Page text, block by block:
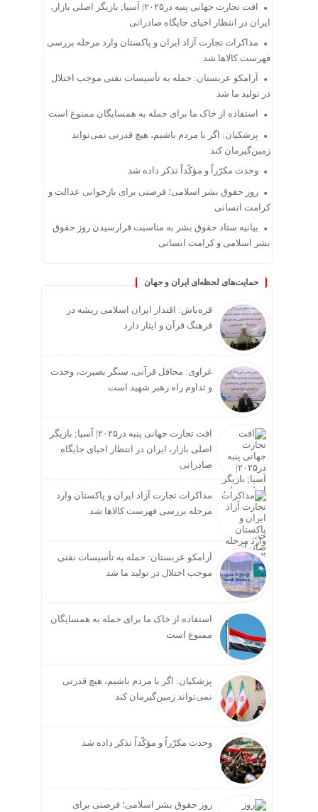
افت تجارت جهانی پنبه در۲۰۲۵| آسیا; بازیگر اصلی بازار،
ایران در انتظار احیای جایگاه صادراتی
مذاکرات تجارت آزاد ایران و پاکستان وارد مرحله بررسی
فهرست کالاها شد
آرامکو عربستان: حمله به تأسیسات نفتی موجب اختلال
در تولید ما شد
استفاده از خاک ما برای حمله به همسایگان ممنوع است
پزشکیان: اگر با مردم باشیم، هیچ قدرتی نمی‌تواند
زمین‌گیرمان کند
وحدت مکرّراً و مؤکّداً تذکر داده شد
روز حقوق بشر اسلامی؛ فرصتی برای بازخوانی عدالت و
کرامت انسانی
بیانیه ستاد حقوق بشر به مناسبت فرارسیدن روز حقوق
بشر اسلامی و کرامت انسانی
حمایت‌های لحظه‌ای ایران و جهان
قره‌باش: اقتدار ایران اسلامی ریشه در
فرهنگ قرآن و ایثار دارد
غراوی: محافل قرآنی، سنگر بصیرت، وحدت
و تداوم راه رهبر شهید است
افت تجارت جهانی پنبه در۲۰۲۵| آسیا; بازیگر
اصلی بازار، ایران در انتظار احیای جایگاه
صادراتی
مذاکرات تجارت آزاد ایران و پاکستان وارد
مرحله بررسی فهرست کالاها شد
آرامکو عربستان: حمله به تأسیسات نفتی
موجب اختلال در تولید ما شد
استفاده از خاک ما برای حمله به همسایگان
ممنوع است
پزشکیان: اگر با مردم باشیم، هیچ قدرتی
نمی‌تواند زمین‌گیرمان کند
وحدت مکرّراً و مؤکّداً تذکر داده شد
روز حقوق بشر اسلامی؛ فرصتی برای